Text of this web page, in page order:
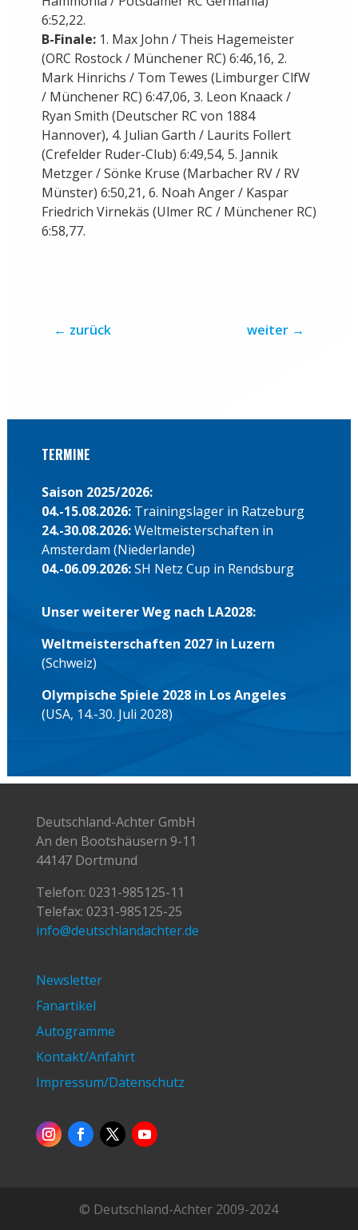
6:52,22.
B-Finale:1. Max John / Theis Hagemeister
(ORC Rostock / Münchener RC) 6:46,16, 2.
Mark Hinrichs / Tom Tewes (Limburger ClfW
/ Münchener RC) 6:47,06, 3. Leon Knaack /
Ryan Smith (Deutscher RC von 1884
Hannover), 4. Julian Garth / Laurits Follert
(Crefelder Ruder-Club) 6:49,54, 5. Jannik
Metzger / Sönke Kruse (Marbacher RV / RV
Münster) 6:50,21, 6. Noah Anger / Kaspar
Friedrich Virnekäs (Ulmer RC / Münchener RC)
6:58,77.
← zurück weiter →
TERMINE
Saison 2025/2026:
04.-15.08.2026: Trainingslager in Ratzeburg
24.-30.08.2026:Weltmeisterschaften in
Amsterdam (Niederlande)
04.-06.09.2026:SH Netz Cup in Rendsburg
Unser weiterer Weg nach LA2028:
Weltmeisterschaften 2027 in Luzern
(Schweiz)
Olympische Spiele 2028 in Los Angeles
(USA, 14.-30. Juli 2028)
Deutschland-Achter GmbH
An den Bootshäusern 9-11
44147 Dortmund
Telefon: 0231-985125-11
Telefax: 0231-985125-25
info@deutschlandachter.de
Newsletter
Fanartikel
Autogramme
Kontakt/Anfahrt
Impressum/Datenschutz
© Deutschland-Achter 2009-2024